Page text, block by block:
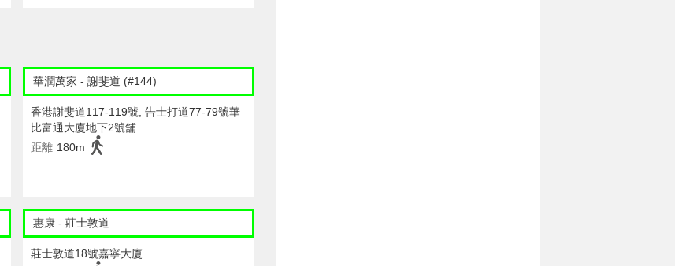
華潤萬家 - 謝斐道 (#144)
香港謝斐道117-119號, 告士打道77-79號華
比富通大廈地下2號舖
距離 180m
惠康 - 莊士敦道
莊士敦道18號嘉寧大廈